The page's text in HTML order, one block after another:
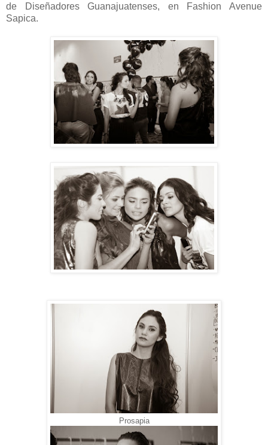
de Diseñadores Guanajuatenses, en Fashion Avenue
Sapica.
Prosapia